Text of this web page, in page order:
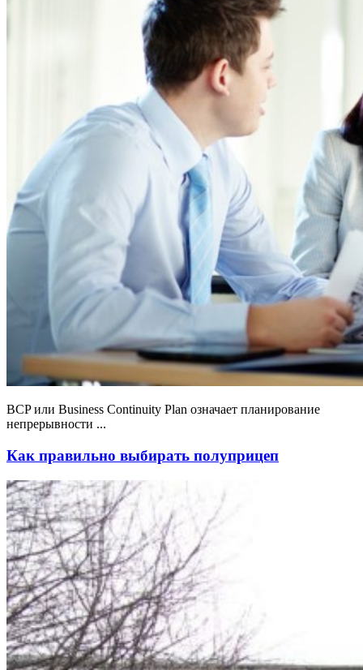
BCP или Business Continuity Plan означает планирование
непрерывности ...
Как правильно выбирать полуприцеп